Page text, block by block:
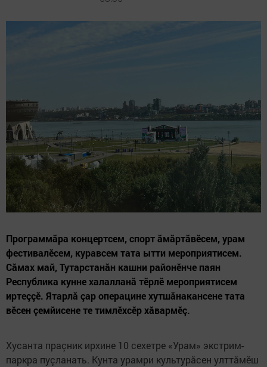
Программăра концертсем, спорт ăмăртăвӗсем, урам
фестивалӗсем, куравсем тата ытти мероприятисем.
Сăмах май, Тутарстанăн кашни районӗнче паян
Республика кунне халалланă тӗрлӗ мероприятисем
иртеççӗ. Ятарлă çар операцине хутшăнакансене тата
вӗсен ҫемйисене те тимлĕхсĕр хăвармĕç.
Хусанта праçник ирхине 10 сехетре «Урам» экстрим-
паркра пуçланать. Кунта урамри культурӑсен улттӑмӗш